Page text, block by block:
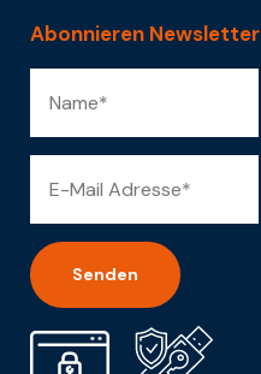
Abonnieren Newsletter